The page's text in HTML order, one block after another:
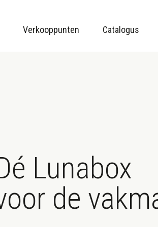
Verkooppunten Catalogus
Lunabox
de